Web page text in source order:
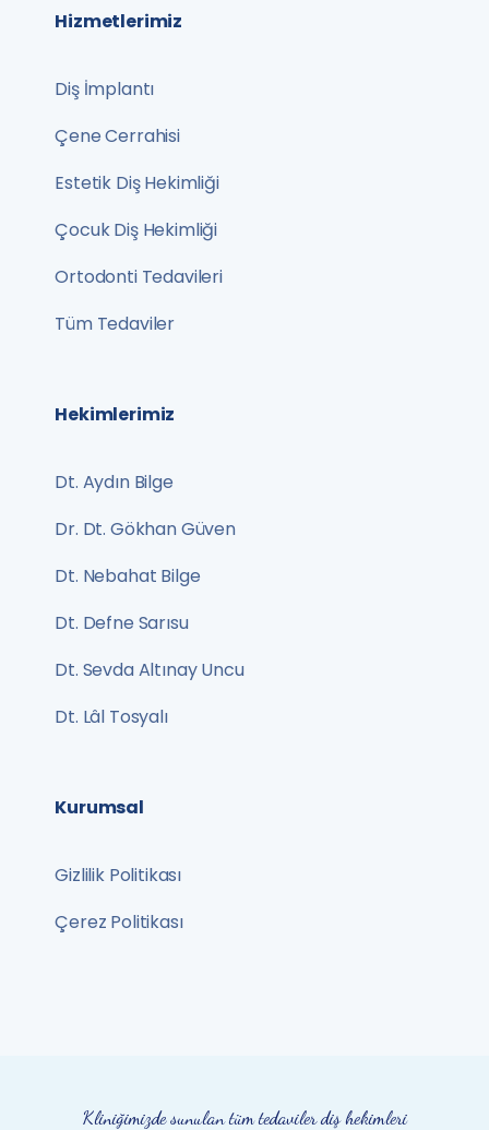
Hizmetlerimiz
Diş İmplantı
Çene Cerrahisi
Estetik Diş Hekimliği
Çocuk Diş Hekimliği
Ortodonti Tedavileri
Tüm Tedaviler
Hekimlerimiz
Dt. Aydın Bilge
Dr. Dt. Gökhan Güven
Dt. Nebahat Bilge
Dt. Defne Sarısu
Dt. Sevda Altınay Uncu
Dt. Lâl Tosyalı
Kurumsal
Gizlilik Politikası
Çerez Politikası
Kliniğimizde sunulan tüm tedaviler diş hekimleri